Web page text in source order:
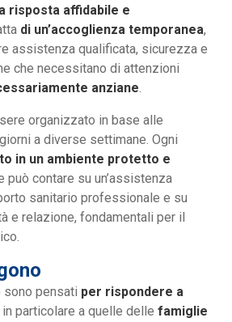
risposta affidabile e
di un’accoglienza temporanea,
assistenza qualificata, sicurezza e
che necessitano di attenzioni
anziane.
organizzato in base alle
a diverse settimane. Ogni
in un ambiente protetto e
può contare su un’assistenza
sanitario professionale e su
e relazione, fondamentali per il
sono pensati per rispondere a
in particolare a quelle delle famiglie